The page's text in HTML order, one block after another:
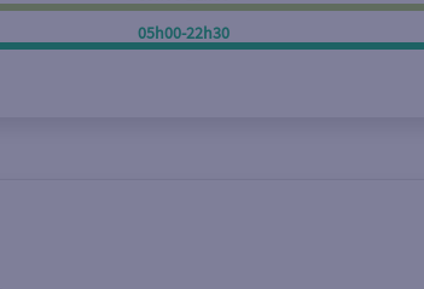
05h00-22h30